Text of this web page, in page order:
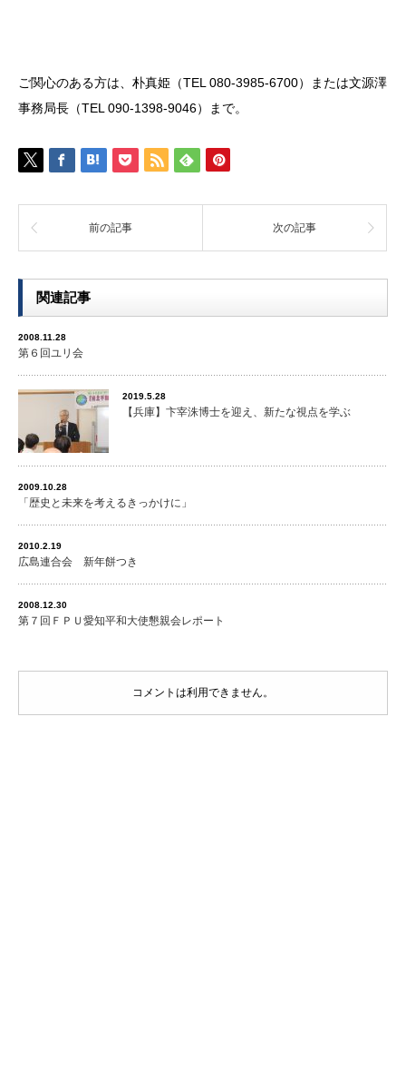
ご関心のある方は、朴真姫（TEL 080-3985-6700）または文源澤
事務局長（TEL 090-1398-9046）まで。
前の記事 次の記事
関連記事
2008.11.28
第６回ユリ会
2019.5.28
【兵庫】卞宰洙博士を迎え、新たな視点を学ぶ
2009.10.28
「歴史と未来を考えるきっかけに」
2010.2.19
広島連合会 新年餅つき
2008.12.30
第７回ＦＰＵ愛知平和大使懇親会レポート
コメントは利用できません。